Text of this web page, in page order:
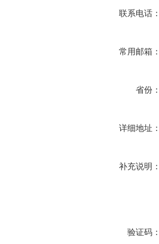
联系电话：
常用邮箱：
省份：
详细地址：
补充说明：
验证码：